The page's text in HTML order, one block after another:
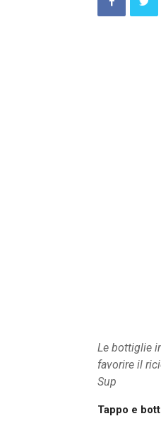
Le bottiglie
favorire il
Sup
Tappo e